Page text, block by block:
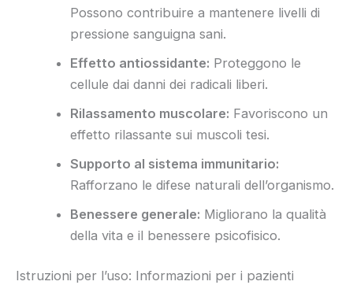
Possono contribuire a mantenere livelli di
pressione sanguigna sani.
Effetto antiossidante: Proteggono le
cellule dai danni dei radicali liberi.
Rilassamento muscolare: Favoriscono un
effetto rilassante sui muscoli tesi.
Supporto al sistema immunitario:
Rafforzano le difese naturali dell’organismo.
Benessere generale: Migliorano la qualità
della vita e il benessere psicofisico.
Istruzioni per l’uso: Informazioni per i pazienti